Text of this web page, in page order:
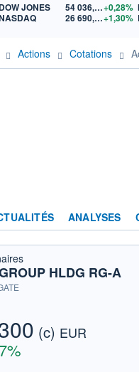
DOW JONES
54 036,93+0,28%
26 690,62+1,30%
Actions Cotations
ANALYSES
HLDG RG-A
(c) EUR